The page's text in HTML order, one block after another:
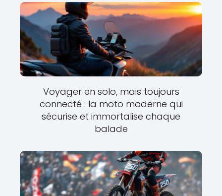
Voyager en solo, mais toujours
connecté : la moto moderne qui
sécurise et immortalise chaque
balade